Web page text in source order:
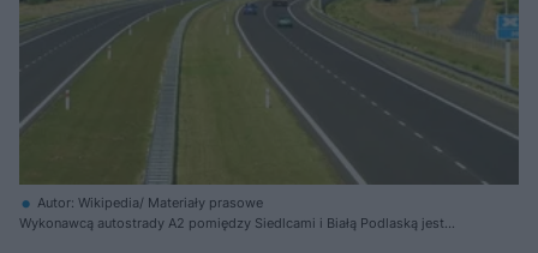
Autor: Wikipedia/ Materiały prasowe
Wykonawcą autostrady A2 pomiędzy Siedlcami i Białą Podlaską jest